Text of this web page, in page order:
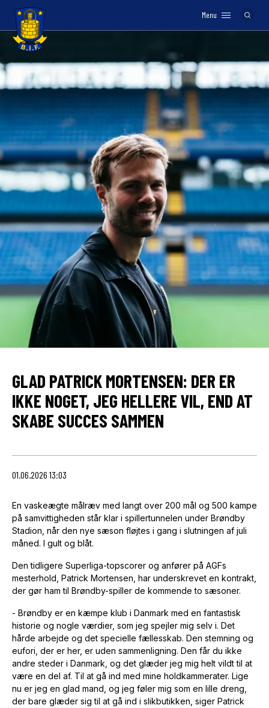
Logo
Menu
GLAD PATRICK MORTENSEN: DER ER
IKKE NOGET, JEG HELLERE VIL, END AT
SKABE SUCCES SAMMEN
01.06.2026 13:03
En vaskeægte målræv med langt over 200 mål og 500 kampe
på samvittigheden står klar i spillertunnelen under Brøndby
Stadion, når den nye sæson fløjtes i gang i slutningen af juli
måned. I gult og blåt.
Den tidligere Superliga-topscorer og anfører på AGFs
mesterhold, Patrick Mortensen, har underskrevet en kontrakt,
der gør ham til Brøndby-spiller de kommende to sæsoner.
- Brøndby er en kæmpe klub i Danmark med en fantastisk
historie og nogle værdier, som jeg spejler mig selv i. Det
hårde arbejde og det specielle fællesskab. Den stemning og
eufori, der er her, er uden sammenligning. Den får du ikke
andre steder i Danmark, og det glæder jeg mig helt vildt til at
være en del af. Til at gå ind med mine holdkammerater. Lige
nu er jeg en glad mand, og jeg føler mig som en lille dreng,
der bare glæder sig til at gå ind i slikbutikken, siger Patrick